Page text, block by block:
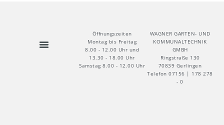
Öffnungszeiten
Montag bis Freitag
8.00 - 12.00 Uhr und
13.30 - 18.00 Uhr
Samstag 8.00 - 12.00 Uhr
WAGNER GARTEN- UND
KOMMUNALTECHNIK
GMBH
Ringstraße 130
70839 Gerlingen
Telefon 07156 | 178 278
- 0